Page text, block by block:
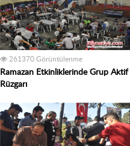
261370 Görüntülenme
Ramazan Etkinliklerinde Grup Aktif
Rüzgarı